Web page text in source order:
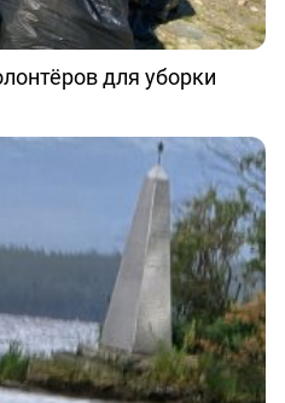
для уборки